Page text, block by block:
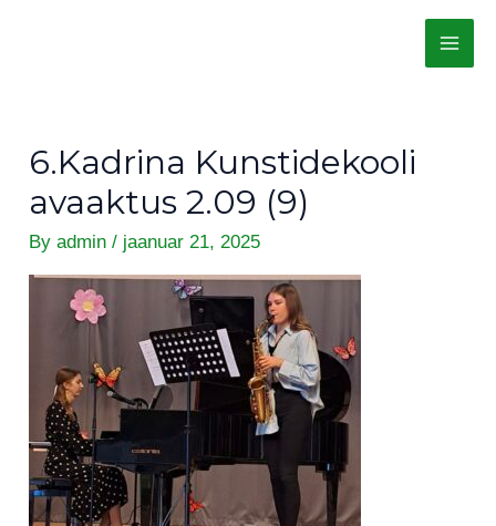
6.Kadrina Kunstidekooli
avaaktus 2.09 (9)
Byadmin/ jaanuar 21, 2025